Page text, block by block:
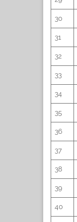
30
31
32
33
34
35
36
37
38
39
40